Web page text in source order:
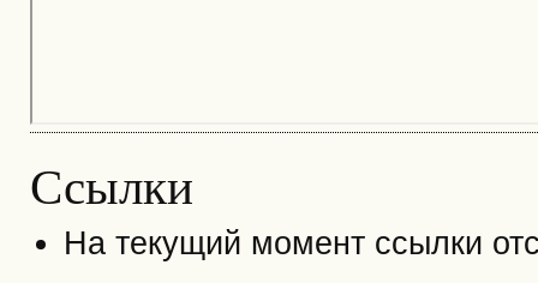
Ссылки
На текущий момент ссылки